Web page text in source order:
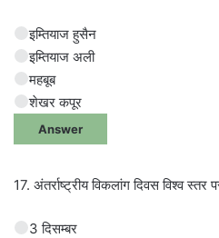
इम्तियाज हुसैन
इम्तियाज अली
महबूब
शेखर कपूर
Answer
17. अंतर्राष्ट्रीय विकलांग दिवस विश्व स्तर
3 दिसम्बर